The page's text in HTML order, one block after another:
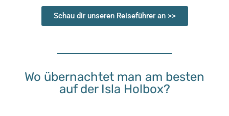
Schau dir unseren Reiseführer an >>
Wo übernachtet man am besten
auf der Isla Holbox?